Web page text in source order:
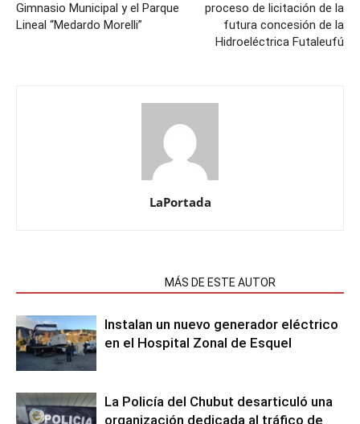
Gimnasio Municipal y el Parque
Lineal “Medardo Morelli”
proceso de licitación de la
futura concesión de la
Hidroeléctrica Futaleufú
LaPortada
MÁS DE ESTE AUTOR
Instalan un nuevo generador eléctrico
en el Hospital Zonal de Esquel
La Policía del Chubut desarticuló una
organización dedicada al tráfico de